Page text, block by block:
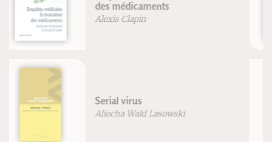
Marteen Hesselt Van Dinther
La structure cachée du réel
Jean-François Froger
Robert Lutz